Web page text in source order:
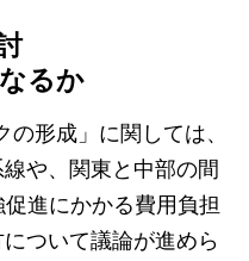
るか
形成」に関しては、
や、関東と中部の間
進にかかる費用負担
ついて議論が進めら